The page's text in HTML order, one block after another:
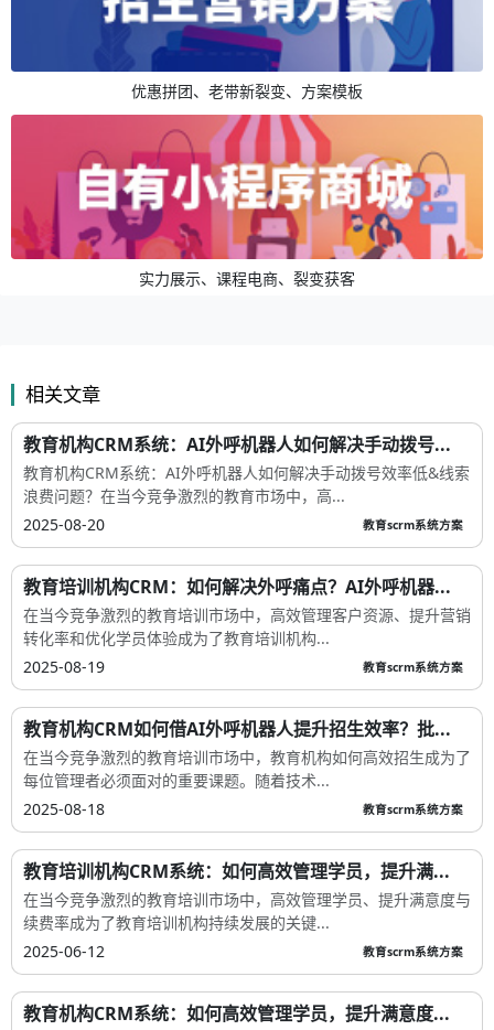
优惠拼团、老带新裂变、方案模板
实力展示、课程电商、裂变获客
相关文章
教育机构CRM系统：AI外呼机器人如何解决手动拨号...
教育机构CRM系统：AI外呼机器人如何解决手动拨号效率低&线索
浪费问题？在当今竞争激烈的教育市场中，高...
2025-08-20
教育scrm系统方案
教育培训机构CRM：如何解决外呼痛点？AI外呼机器...
在当今竞争激烈的教育培训市场中，高效管理客户资源、提升营销
转化率和优化学员体验成为了教育培训机构...
2025-08-19
教育scrm系统方案
教育机构CRM如何借AI外呼机器人提升招生效率？批...
在当今竞争激烈的教育培训市场中，教育机构如何高效招生成为了
每位管理者必须面对的重要课题。随着技术...
2025-08-18
教育scrm系统方案
教育培训机构CRM系统：如何高效管理学员，提升满...
在当今竞争激烈的教育培训市场中，高效管理学员、提升满意度与
续费率成为了教育培训机构持续发展的关键...
2025-06-12
教育scrm系统方案
教育机构CRM系统：如何高效管理学员，提升满意度...